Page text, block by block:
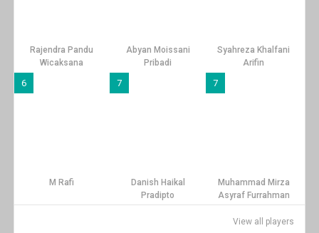
Rajendra Pandu
Wicaksana
Abyan Moissani
Pribadi
Syahreza Khalfani
Arifin
6
M Rafi
7
Danish Haikal
Pradipto
7
Muhammad Mirza
Asyraf Furrahman
View all players